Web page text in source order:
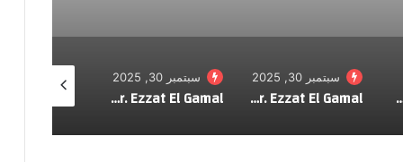
الإصابة بمرض باركنسون
سبتمبر 30, 2025
O Egito sob Sissi: da confissão à traição Por Dr. Ezzat El Gamal
سبتمبر 30, 2025
L’Égypte sous Sissi : de l’aveu à la trahisonPar Dr. Ezzat El Gamal
سبتمبر 25, 2025